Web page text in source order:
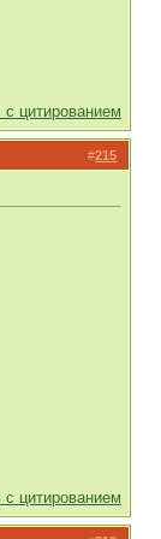
#215